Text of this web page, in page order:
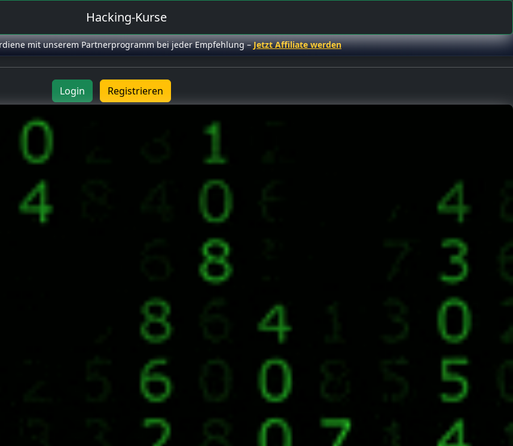
Hacking-Kurse
mit unserem Partnerprogramm bei jeder Empfehlung –Jetzt Affiliate werden
Login Registrieren